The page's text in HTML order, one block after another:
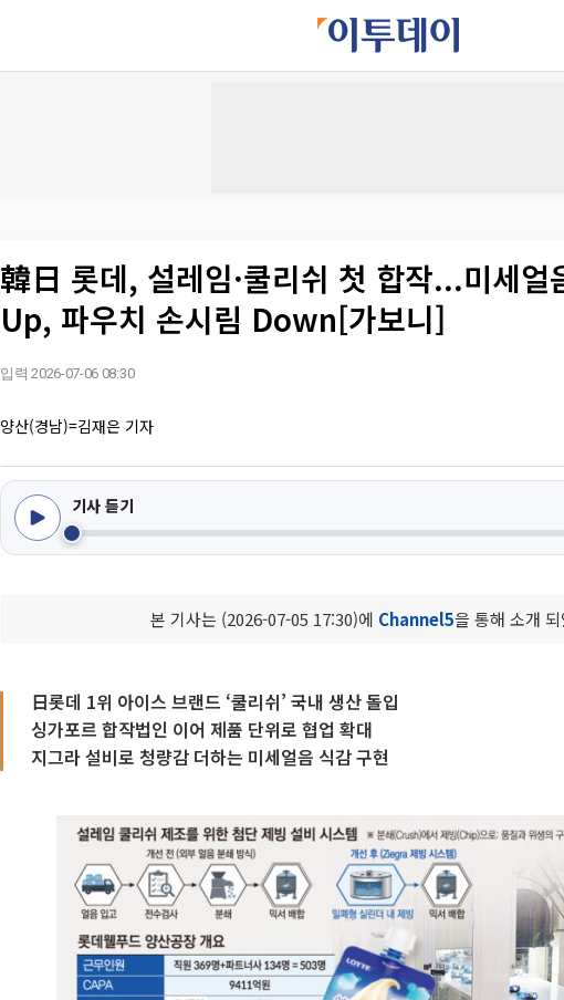
韓日 롯데, 설레임·쿨리쉬 첫 합작...미세얼
Up, 파우치 손시림 Down[가보니]
입력 2026-07-06 08:30
양산(경남)=김재은 기자
기사 듣기
본 기사는 (2026-07-05 17:30)에 Channel5을 통해 소개
日롯데 1위 아이스 브랜드 ‘쿨리쉬’ 국내 생산 돌입
싱가포르 합작법인 이어 제품 단위로 협업 확대
지그라 설비로 청량감 더하는 미세얼음 식감 구현